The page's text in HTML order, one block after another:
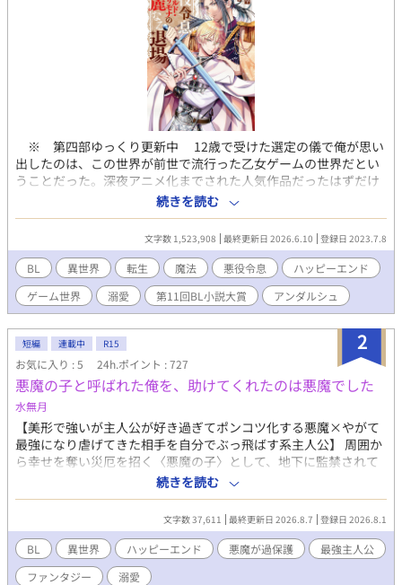
※ 第四部ゆっくり更新中 12歳で受けた選定の儀で俺が思い
出したのは、この世界が前世で流行った乙女ゲームの世界だとい
うことだった。深夜アニメ化までされた人気作品だったはずだけ
ど、よりによって俺はそのゲームの中でも悪役の公爵令息レイナ
ルド・リモナに生まれ変わってしまったのだ。 さらに最悪なこ
とに、俺はそのゲームの中身を全く知らない。乙女ゲームやった
ことなかったし、これから俺の周りで一体何が起こるのか全然わ
からないんですけど……。 内容は知らなくとも、一時期SNSで
トレンド入りして流れてきた不穏なワードは多少なりとも覚えて
いる。 「ダメナルド安定の裏切り」 「約束された末路」 っ
て……怖！ 俺何やらかすの！？ せっかく素敵なファンタジー
の世界なのに急に将来が怖い！ 俺は世界の平和と己の平穏のた
めに、公爵家の次男としてのほのぼの生活を手にするべく堅実に
生きようと固く決心した……はずだったのに気が付いたら同級生
の天才魔法使いの秘密をうっかり知ってしまうし、悪魔召喚を企
てる怪しい陰謀にすっかり巻き込まれてるんですけど？！ 無事
約束された末路まで一直線の予感！？ いやいや俺は退場させて
もらいますから。何がなんでもシナリオから途中退場して世界も
平和で俺も平和なハッピーエンドをこの手で掴むんだ……！ 悪
役になりたくない公爵令息がジタバタする物語。(徐々にBLです。
ご注意ください) 第11回BL小説大賞をいただきました。応援し
てくださった皆様、本当にありがとうございました。(2024年11
続きを読む
文字数 1,523,908 最終更新日 2026.6.10 登録日 2023.7.8
BL 異世界 転生 魔法 悪役令息
ハッピーエンド
ゲーム世界
溺愛 第11回BL小説大賞 アンダルシュ
2
短編 連載中 R15
お気に入り : 5 24h.ポイント : 727
悪魔の子と呼ばれた俺を、助けてくれたのは悪魔でした
水無月
【美形で強いが主人公が好き過ぎてポンコツ化する悪魔×やがて
最強になり虐げてきた相手を自分でぶっ飛ばす系主人公】 周囲か
ら幸せを奪い災厄を招く〈悪魔の子〉として、地下に監禁されて
いた主人公。奴隷以下の扱いを受けていたところを、ふらりとや
ってきた悪魔種の男に助けられる。主人公はその男を、自分の父
親なのではないかと考えるが――。 悪魔と人間の親子ストーリ
ー。 ・主人公が酷い目に合うのを読みたくない方は六話からどう
ぞ ・暴力・流血有り ・暗いシーンもありますが、だいたいほのぼ
のしています ・異種族同士の親子で、キスとか添い寝とかします
続きを読む
文字数 37,611 最終更新日 2026.8.7 登録日 2026.8.1
BL 異世界 ハッピーエンド 悪魔が過保護
最強主人公
ファンタジー
溺愛